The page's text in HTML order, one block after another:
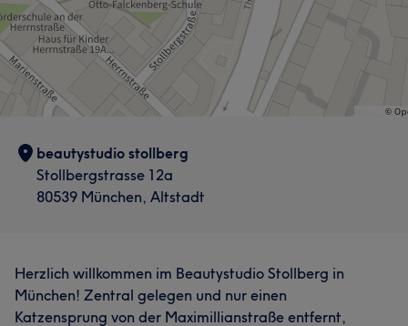
beautystudio stollberg
Stollbergstrasse 12a
80539 München, Altstadt
Herzlich willkommen im Beautystudio Stollberg in
München! Zentral gelegen und nur einen
Katzensprung von der Maximillianstraße entfernt,